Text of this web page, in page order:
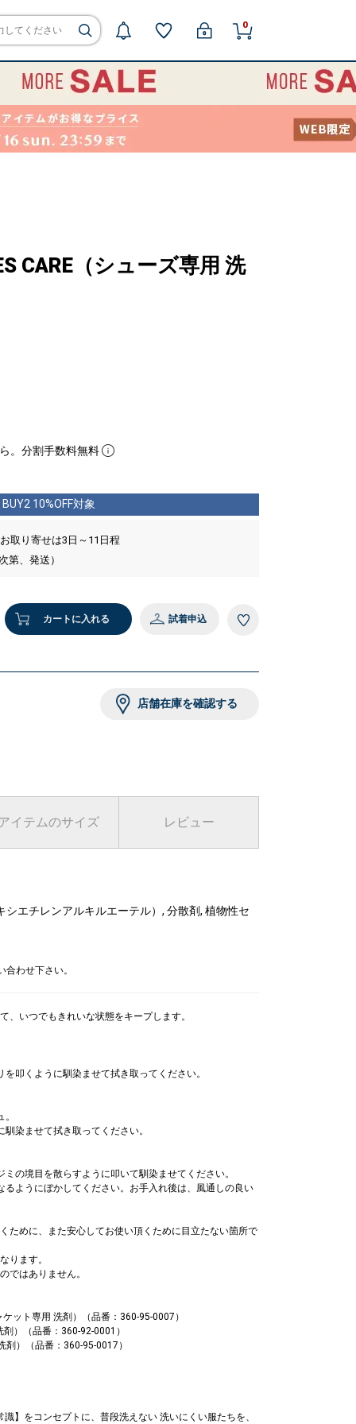
0
CARE（シューズ専用 洗
。分割手数料無料
BUY2 10%OFF対象
取り寄せは3日～11日程
第、発送）
カートに入れる 試着申込
店舗在庫を確認する
イテムのサイズ レビュー
エチレンアルキルエーテル）, 分散剤, 植物性セ
合わせ下さい。
、いつでもきれいな状態をキープします。
叩くように馴染ませて拭き取ってください。
染ませて拭き取ってください。
の境目を散らすように叩いて馴染ませてください。
ようにぼかしてください。お手入れ後は、風通しの良い
ために、また安心してお使い頂くために目立たない箇所で
ります。
ではありません。
ット専用 洗剤）（品番：360-95-0007）
）（品番：360-92-0001）
剤）（品番：360-95-0017）
】をコンセプトに、普段洗えない 洗いにくい服たちを、